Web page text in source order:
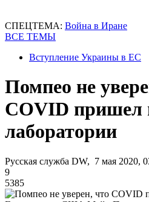
СПЕЦТЕМА: Война в Иране
ВСЕ ТЕМЫ
Вступление Украины в ЕС
Помпео не
COVID пришел
лаборатории
Русская служба DW, 7 мая 2020,
9
5385